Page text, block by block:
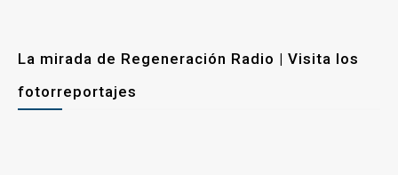
La mirada de Regeneración Radio | Visita los
fotorreportajes